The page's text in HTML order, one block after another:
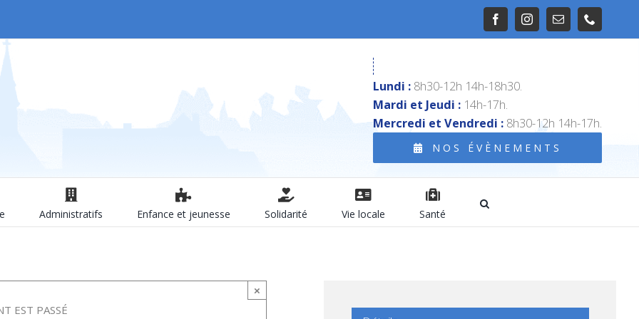
FacebookInstagramEmail
Lundi : 8h30-12h 14h-18h30.
Mardi et Jeudi : 14h-17h.
Mercredi et Vendredi : 8h30-12h 14h-17h.
NOS ÉVÈNEMENTS
Administratifs Enfance et jeunesse Solidarité Vie locale Santé
×
EST PASSÉ